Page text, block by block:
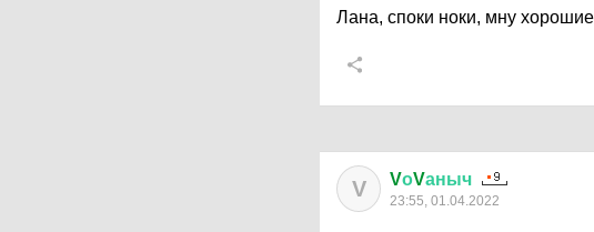
Лана, споки ноки, мну хорошие
V VоVаныч
23:55, 01.04.2022